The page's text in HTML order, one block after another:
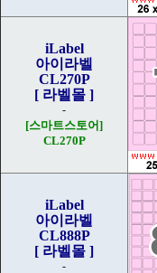
iLabel
아이라벨
CL270P
[ 라벨몰 ]
-
[스마트스토어]
CL270P
iLabel
아이라벨
CL888P
[ 라벨몰 ]
-